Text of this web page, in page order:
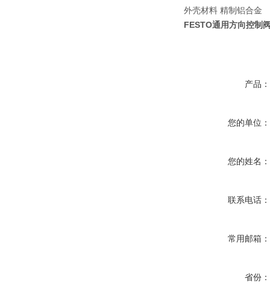
外壳材料 精制铝合金
FESTO通用方向控制
产品：
您的单位：
您的姓名：
联系电话：
常用邮箱：
省份：